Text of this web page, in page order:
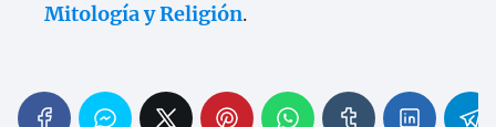
Mitología y Religión.